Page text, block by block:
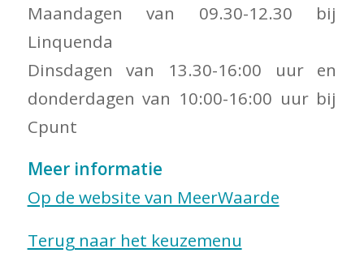
Maandagen van 09.30-12.30 bij
Linquenda
Dinsdagen van 13.30-16:00 uur en
donderdagen van 10:00-16:00 uur bij
Cpunt
Meer informatie
Op de website van MeerWaarde
Terug naar het keuzemenu